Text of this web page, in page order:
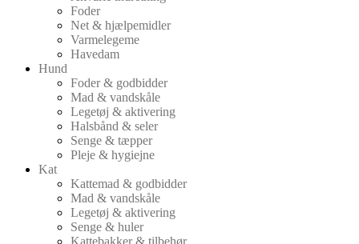
Foder
Net & hjælpemidler
Varmelegeme
Havedam
Hund
Foder & godbidder
Mad & vandskåle
Legetøj & aktivering
Halsbånd & seler
Senge & tæpper
Pleje & hygiejne
Kat
Kattemad & godbidder
Mad & vandskåle
Legetøj & aktivering
Senge & huler
Kattebakker & tilbehør